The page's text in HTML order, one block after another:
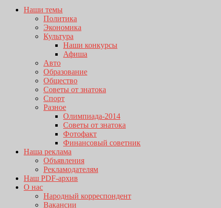
Наши темы
Политика
Экономика
Культура
Наши конкурсы
Афиша
Авто
Образование
Общество
Советы от знатока
Спорт
Разное
Олимпиада-2014
Советы от знатока
Фотофакт
Финансовый советник
Наша реклама
Объявления
Рекламодателям
Наш PDF-архив
О нас
Народный корреспондент
Вакансии